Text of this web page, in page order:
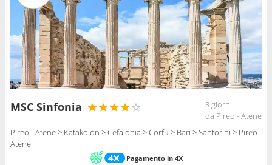
MSC Sinfonia
8 giorni
da Pireo - Atene
Pireo - Atene > Katakolon > Cefalonia > Corfu > Bari > Santorini > Pireo -
Atene
Pagamento in 4X